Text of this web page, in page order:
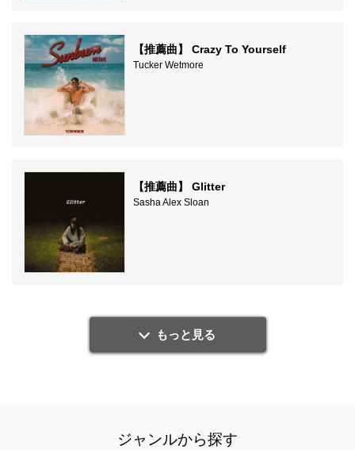
もっと見る
【推薦曲】 Crazy To Yourself
Tucker Wetmore
【推薦曲】 Glitter
Sasha Alex Sloan
ジャンルから探す